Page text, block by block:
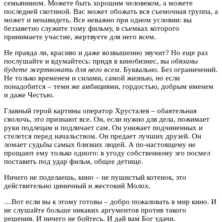
семьянином. Можете быть хорошим человеком, а можете
последней скотиной. Вас может обожать вся съемочная группа, а
может и ненавидеть. Все неважно при одном условии: вы
беззаветно служите тому фильму, в съемках которого
принимаете участие, жертвуете для него всем.
Не правда ли, красиво и даже возвышенно звучит? Но еще раз
послушайте и вдумайтесь: придя в кинобизнес, вы обязаны
будете жертвовать для него всем. Буквально. Без ограничений.
Не только временем и силами, самой жизнью, но если
понадобится – теми же амбициями, гордостью, добрым именем
и даже Честью.
Главный герой картины оператор Хрусталев – обаятельная
сволочь, это признают все. Он, если нужно для дела, пожимает
руки подлецам и подличает сам. Он унижает подчиненных и
стелется перед начальством. Он предает лучших друзей. Он
ломает судьбы самых близких людей. А по-настоящему не
прощают ему только одного: в угоду собственному эго посмел
поставить под удар фильм, общее детище.
Ничего не поделаешь, кино – не пушистый котенок, это
действительно циничный и жестокий Молох.
…Вот если вы к этому готовы – добро пожаловать в мир кино. И
не слушайте больше никаких аргументов против такого
решения. И ничего не бойтесь. И дай вам Бог удачи.